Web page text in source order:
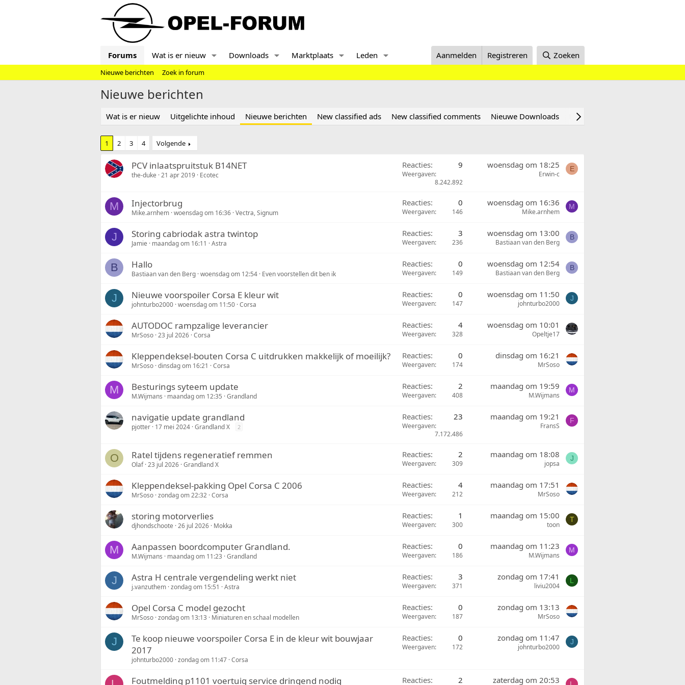
Forums Wat is er nieuw Downloads Marktplaats Leden Aanmelden Registreren Zoeken
Nieuwe berichten Zoek in forum
Nieuwe berichten
Wat is er nieuw Uitgelichte inhoud Nieuwe berichten New classified ads New classified comments Nieuwe Downloads Nieuwe profielberichten
1 2 3 4 Volgende
PCV inlaatspruitstuk B14NET
the-duke 21 apr 2019 Ecotec
Reacties 9
Weergaven
8.242.892
woensdag om 18:25
Erwin-c
E
M Injectorbrug
Mike.arnhem woensdag om 16:36 Vectra, Signum
Reacties 0
Weergaven 146
woensdag om 16:36
Mike.arnhem
M
J Storing cabriodak astra twintop
Jamie maandag om 16:11 Astra
Reacties 3
Weergaven 236
woensdag om 13:00
Bastiaan van den Berg
B
B Hallo
Bastiaan van den Berg woensdag om 12:54 Even voorstellen dit ben ik
Reacties 0
Weergaven 149
woensdag om 12:54
Bastiaan van den Berg
B
J Nieuwe voorspoiler Corsa E kleur wit
johnturbo2000 woensdag om 11:50 Corsa
Reacties 0
Weergaven 147
woensdag om 11:50
johnturbo2000
J
AUTODOC rampzalige leverancier
MrSoso 23 jul 2026 Corsa
Reacties 4
Weergaven 328
woensdag om 10:01
Opeltje17
Kleppendeksel-bouten Corsa C uitdrukken makkelijk of moeilijk?
MrSoso dinsdag om 16:21 Corsa
Reacties 0
Weergaven 174
dinsdag om 16:21
MrSoso
M Besturings syteem update
M.Wijmans maandag om 12:35 Grandland
Reacties 2
Weergaven 408
maandag om 19:59
M.Wijmans
M
navigatie update grandland
pjotter 17 mei 2024 Grandland X 2
Reacties 23
Weergaven
7.172.486
maandag om 19:21
FransS
F
O Ratel tijdens regeneratief remmen
Olaf 23 jul 2026 Grandland X
Reacties 2
Weergaven 309
maandag om 18:08
jopsa
J
Kleppendeksel-pakking Opel Corsa C 2006
MrSoso zondag om 22:32 Corsa
Reacties 4
Weergaven 212
maandag om 17:51
MrSoso
storing motorverlies
djhondschoote 26 jul 2026 Mokka
Reacties 1
Weergaven 300
maandag om 15:00
toon
T
M Aanpassen boordcomputer Grandland.
M.Wijmans maandag om 11:23 Grandland
Reacties 0
Weergaven 186
maandag om 11:23
M.Wijmans
M
J Astra H centrale vergendeling werkt niet
j.vanzuthem zondag om 15:51 Astra
Reacties 3
Weergaven 371
zondag om 17:41
liviu2004
L
Opel Corsa C model gezocht
MrSoso zondag om 13:13 Miniaturen en schaal modellen
Reacties 0
Weergaven 187
zondag om 13:13
MrSoso
J
Te koop nieuwe voorspoiler Corsa E in de kleur wit bouwjaar
2017
johnturbo2000 zondag om 11:47 Corsa
Reacties 0
Weergaven 172
zondag om 11:47
johnturbo2000
J
Foutmelding p1101 voertuig service dringend nodig Reacties 2 zaterdag om 20:53